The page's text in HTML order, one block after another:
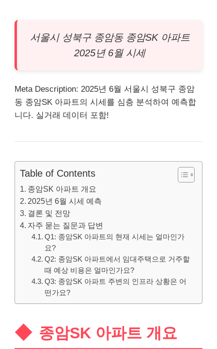
서울시 성북구종암동 종암SK 아파트
2025년 6월 시세
Meta Description: 2025년 6월 서울시 성북구 종암
동 종암SK 아파트의 시세를 심층 분석하여 예측합
니다. 실거래 데이터 포함!
Table of Contents
종암SK 아파트 개요
2025년 6월 시세 예측
결론 및 전망
자주 묻는 질문과 답변
Q1: 종암SK 아파트의 현재 시세는 얼마인가
요?
Q2: 종암SK 아파트에서 임대주택으로 거주할
때 예상 비용은 얼마인가요?
Q3: 종암SK 아파트 주변의 인프라 상황은 어
떤가요?
종암SK 아파트 개요